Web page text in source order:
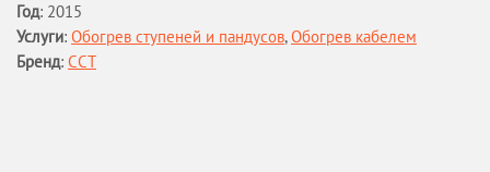
Год: 2015
Услуги: Обогрев ступеней и пандусов,Обогрев кабелем
Бренд: ССТ